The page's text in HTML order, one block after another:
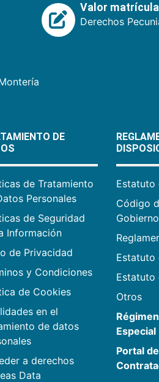
Valor matrícula
Derechos
DE
de Tratamiento
Personales
de Seguridad
Información
de Privacidad
y Condiciones
de Cookies
en el
de datos
a derechos
Data
Estatuto
Código
Gobierno
Estatuto
Estatuto
Otros
Especial
Portal